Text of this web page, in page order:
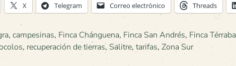
X Telegram Correo electrónico Threads
, campesinas, Finca Chánguena, Finca San Andrés, Finca Térraba
, recuperación de tierras, Salitre, tarifas, Zona Sur